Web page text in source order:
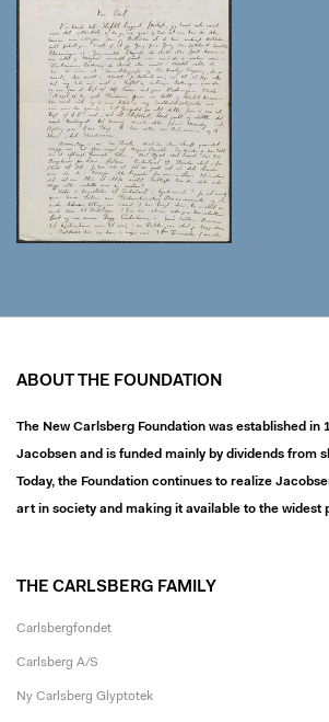
ABOUT THE FOUNDATION
The New Carlsberg Foundation was established in
Jacobsen and is funded mainly by dividends from
Today, the Foundation continues to realize
art in society and making it available to the widest
THE CARLSBERG FAMILY
Carlsbergfondet
Carlsberg A/S
Ny Carlsberg Glyptotek